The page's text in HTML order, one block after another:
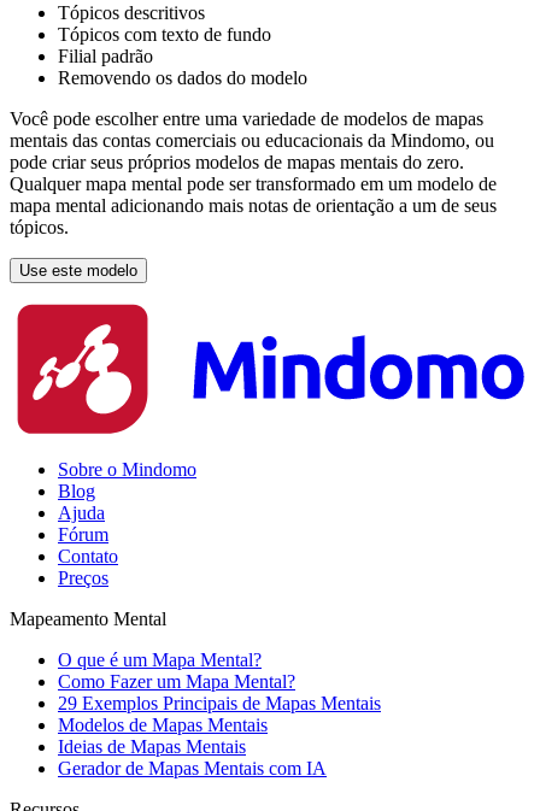
Tópicos descritivos
Tópicos com texto de fundo
Filial padrão
Removendo os dados do modelo
Você pode escolher entre uma variedade de modelos de mapas
mentais das contas comerciais ou educacionais da Mindomo, ou
pode criar seus próprios modelos de mapas mentais do zero.
Qualquer mapa mental pode ser transformado em um modelo de
mapa mental adicionando mais notas de orientação a um de seus
tópicos.
Use este modelo
Sobre o Mindomo
Blog
Ajuda
Fórum
Contato
Preços
Mapeamento Mental
O que é um Mapa Mental?
Como Fazer um Mapa Mental?
29 Exemplos Principais de Mapas Mentais
Modelos de Mapas Mentais
Ideias de Mapas Mentais
Gerador de Mapas Mentais com IA